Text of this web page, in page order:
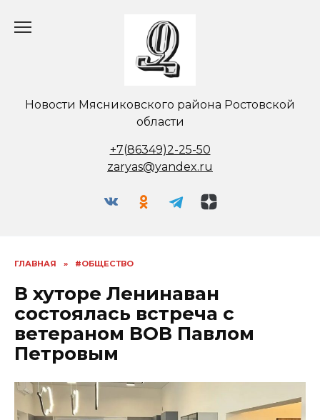
Новости Мясниковского района Ростовской
области
+7(86349)2-25-50
zaryas@yandex.ru
ГЛАВНАЯ » #ОБЩЕСТВО
В хуторе Ленинаван
состоялась встреча с
ветераном ВОВ Павлом
Петровым